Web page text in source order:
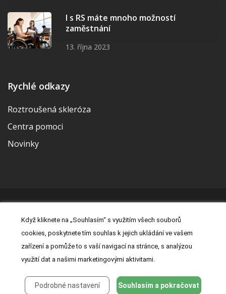
I s RS máte mnoho možností
zaměstnání
13. října 2023
Rychlé odkazy
Roztroušená skleróza
Centra pomoci
Novinky
Právní prohlášení|Prohlášení o cookies|Nastavení cookies
Kontakt|Zásady zpracování osobních údajů
Když kliknete na „Souhlasím“ s využitím všech souborů
cookies, poskytnete tím souhlas k jejich ukládání ve vašem
zařízení a pomůže to s vaší navigací na stránce, s analýzou
využití dat a našimi marketingovými aktivitami.
Podrobné nastavení Souhlasím a pokračovat